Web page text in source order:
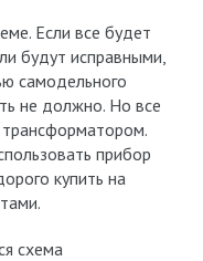
Если все будет
будут исправными,
самодельного
не должно. Но все
трансформатором.
прибор
купить на
схема